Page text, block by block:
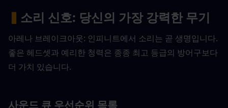
▍ 소리 신호: 당신의 가장 강력한 무기
아레나 브레이크아웃: 인피니트에서 소리는 곧 생명입니다.
좋은 헤드셋과 예리한 청력은 종종 최고 등급의 방어구보다
더 가치 있습니다.
사운드 큐 우선순위 목록